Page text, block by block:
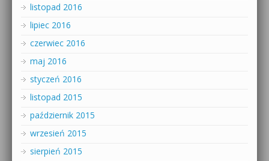
listopad 2016
lipiec 2016
czerwiec 2016
maj 2016
styczeń 2016
listopad 2015
październik 2015
wrzesień 2015
sierpień 2015